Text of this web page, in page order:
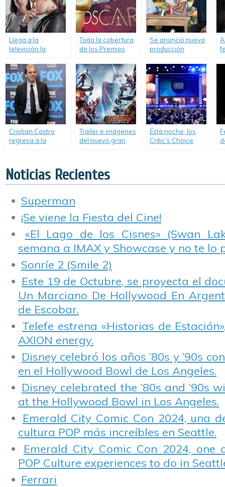
Llega a la
televisión la
realidad virtual.
Toda la cobertura
de los Premios
Se anunció nueva
producción
Cristian Castro
regresa a la
Trailer e imágenes
del nuevo gran
Esta noche, los
Critic’s Choice
Noticias Recientes
Superman
¡Se viene la Fiesta del Cine!
«El Lago de los Cisnes» (Swan
semana a IMAX y Showcase y no te lo
Sonríe 2 (Smile 2)
Este 19 de Octubre, se proyecta el
Un Marciano De Hollywood En
de Escobar.
Telefe estrena «Historias de
AXION energy.
Disney celebró los años ’80s y ’90s
en el Hollywood Bowl de Los Angeles.
Disney celebrated the ’80s and ’90s
at the Hollywood Bowl in Los Angeles.
Emerald City Comic Con 2024, una
cultura POP más increíbles en Seattle.
Emerald City Comic Con 2024,
POP Culture experiences to do in
Ferrari